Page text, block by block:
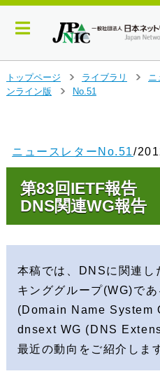
イ
プ
トップページ
>
ライブラリ
ニ
ンライン版
No.51
ニュースレターNo.51/
第83回IETF報告
DNS関連WG報告
本稿では、DNSに関連し
キンググループ(WG)で
(Domain Name System
dnsext WG (DNS
最近の動向をご紹介しま